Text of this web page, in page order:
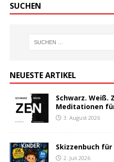
SUCHEN
NEUESTE ARTIKEL
Schwarz. Weiß.
Meditationen
3. August 2026
Skizzenbuch für
2. Juli 2026